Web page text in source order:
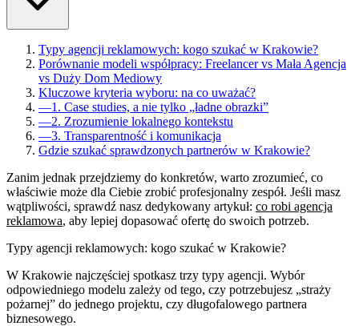
Typy agencji reklamowych: kogo szukać w Krakowie?
Porównanie modeli współpracy: Freelancer vs Mała Agencja
vs Duży Dom Mediowy
Kluczowe kryteria wyboru: na co uważać?
—1. Case studies, a nie tylko „ładne obrazki”
—2. Zrozumienie lokalnego kontekstu
—3. Transparentność i komunikacja
Gdzie szukać sprawdzonych partnerów w Krakowie?
Zanim jednak przejdziemy do konkretów, warto zrozumieć, co
właściwie może dla Ciebie zrobić profesjonalny zespół. Jeśli masz
wątpliwości, sprawdź nasz dedykowany artykuł: co robi agencja
reklamowa, aby lepiej dopasować ofertę do swoich potrzeb.
Typy agencji reklamowych: kogo szukać w Krakowie?
W Krakowie najczęściej spotkasz trzy typy agencji. Wybór
odpowiedniego modelu zależy od tego, czy potrzebujesz „straży
pożarnej” do jednego projektu, czy długofalowego partnera
biznesowego.